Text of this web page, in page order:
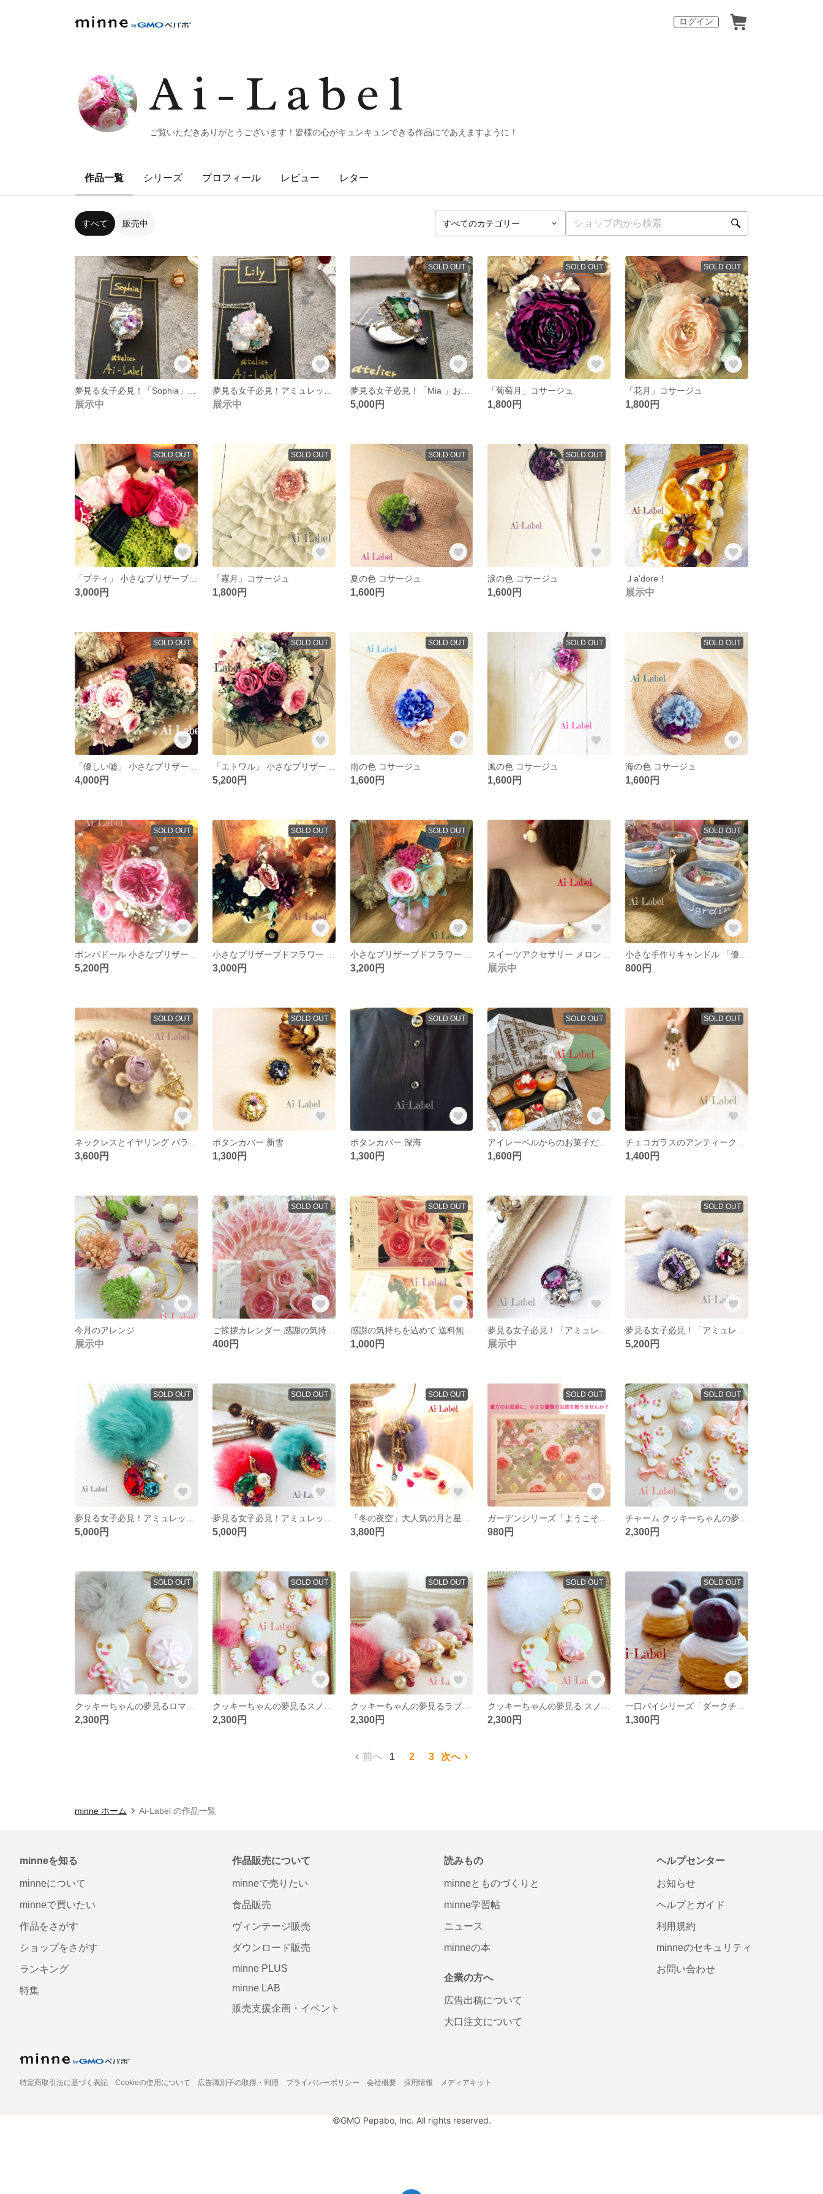
ログイン
Ai-Label
ご覧いただきありがとうございます！皆様の心がキュンキュンできる作品にであえますように！
作品一覧 シリーズ プロフィール レビュー レター
すべて 販売中
展示中 展示中
SOLD OUT
5,000円
SOLD OUT
「葡萄月」コサージュ
1,800円
SOLD OUT
「花月」コサージュ
1,800円
SOLD OUT
3,000円
SOLD OUT
「霧月」コサージュ
1,800円
SOLD OUT
夏の色 コサージュ
1,600円
SOLD OUT
涙の色 コサージュ
1,600円
Ｊa'dore！
展示中
SOLD OUT
4,000円
SOLD OUT
5,200円
SOLD OUT
雨の色 コサージュ
1,600円
SOLD OUT
風の色 コサージュ
1,600円
SOLD OUT
海の色 コサージュ
1,600円
SOLD OUT
5,200円
SOLD OUT
3,000円
SOLD OUT
3,200円 展示中
SOLD OUT
800円
SOLD OUT
3,600円
SOLD OUT
ボタンカバー 新雪
1,300円
SOLD OUT
ボタンカバー 深海
1,300円
SOLD OUT
1,600円
SOLD OUT
1,400円
今月のアレンジ
展示中
SOLD OUT
ご挨拶カレンダー 感謝の気持ちを込めて
400円
SOLD OUT
感謝の気持ちを込めて 送料無料 2017年 カレンダー
1,000円 展示中
SOLD OUT
5,200円
SOLD OUT
5,000円
SOLD OUT
5,000円
SOLD OUT
3,800円
SOLD OUT
980円
SOLD OUT
2,300円
SOLD OUT
2,300円
SOLD OUT
2,300円
SOLD OUT
クッキーちゃんの夢見るラブリーピンク（ライトブルーのマカロン）
2,300円
SOLD OUT
2,300円
SOLD OUT
1,300円
前へ 1 2 3 次へ
minne ホーム Ai-Label の作品一覧
minneを知る
minneについて
minneで買いたい
作品をさがす
ショップをさがす
ランキング
特集
作品販売について
minneで売りたい
食品販売
ヴィンテージ販売
ダウンロード販売
minne PLUS
minne LAB
販売支援企画・イベント
読みもの
minneとものづくりと
minne学習帖
ニュース
minneの本
企業の方へ
広告出稿について
大口注文について
ヘルプセンター
お知らせ
ヘルプとガイド
利用規約
minneのセキュリティ
お問い合わせ
特定商取引法に基づく表記 Cookieの使用について 広告識別子の取得・利用 プライバシーポリシー 会社概要 採用情報 メディアキット
©GMO Pepabo, Inc. All rights reserved.